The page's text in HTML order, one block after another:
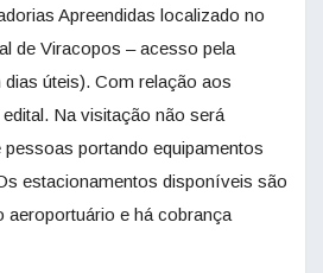
Apreendidas localizado no
de Viracopos – acesso pela
úteis). Com relação aos
Na visitação não será
portando equipamentos
estacionamentos disponíveis são
e há cobrança